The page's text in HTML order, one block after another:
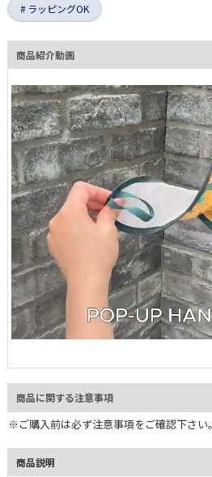
ラッピングOK
商品紹介動画
U
n
t
/
L
o
a
d
:
1
.
0
0
商品に関する注意事項
※ご購入前は必ず注意事項をご確認下さい。
商品説明